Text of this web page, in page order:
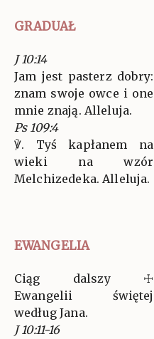
GRADUAŁ
J 10:14
Jam jest pasterz dobry:
znam swoje owce i one
mnie znają. Alleluja.
Ps 109:4
℣. Tyś kapłanem na
wieki na wzór
Melchizedeka. Alleluja.
EWANGELIA
Ciąg dalszy ☩
Ewangelii świętej
według Jana.
J 10:11-16